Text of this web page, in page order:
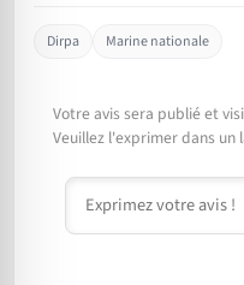
Dirpa Marine nationale
Votre avis sera publié et
Veuillez l'exprimer dans un
Commentaire